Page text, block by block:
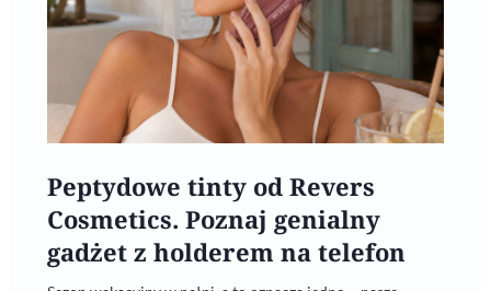
Peptydowe tinty od Revers
Cosmetics. Poznaj genialny
gadżet z holderem na telefon